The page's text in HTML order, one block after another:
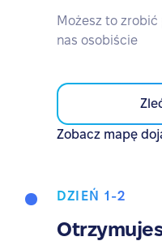
Możesz to
nas osobiście
Zobacz mapę
DZIEŃ 1-2